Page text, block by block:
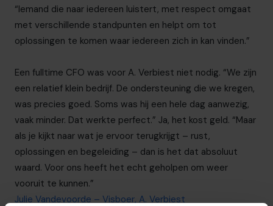
“Iemand die naar iedereen luistert, met respect omgaat
met verschillende standpunten en helpt om tot
oplossingen te komen waar iedereen zich in kan vinden.”
Een fulltime CFO was voor A. Verbiest niet nodig. “We zijn
een relatief klein bedrijf. De ondersteuning die we kregen,
was precies goed. Soms was hij een hele dag aanwezig,
vaak minder. Dat werkte perfect.” Ja, het kost geld. “Maar
als je kijkt naar wat je ervoor terugkrijgt – rust,
oplossingen en begeleiding – dan is het dat absoluut
waard. Voor ons heeft het echt geholpen om weer
vooruit te kunnen.”
Julie Vandevoorde – Visboer, A. Verbiest